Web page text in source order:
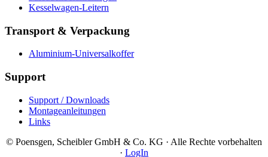
Kesselwagen-Leitern
Transport & Verpackung
Aluminium-Universalkoffer
Support
Support / Downloads
Montageanleitungen
Links
© Poensgen, Scheibler GmbH & Co. KG · Alle Rechte vorbehalten
· LogIn